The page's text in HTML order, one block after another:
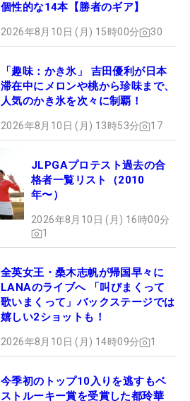
個性的な14本【勝者のギア】
2026年8月10日 (月) 15時00分 30
「趣味：かき氷」 吉田優利が日本
滞在中にメロンや桃から珍味まで、
人気のかき氷を次々に制覇！
2026年8月10日 (月) 13時53分 17
JLPGAプロテスト過去の合
格者一覧リスト（2010
年〜）
2026年8月10日 (月) 16時00分
1
全英女王・桑木志帆が帰国早々に
LANAのライブへ 「叫びまくって
歌いまくって」バックステージでは
嬉しい2ショットも！
2026年8月10日 (月) 14時09分 1
今季初のトップ10入りを逃すもベ
ストルーキー賞を受賞した都玲華